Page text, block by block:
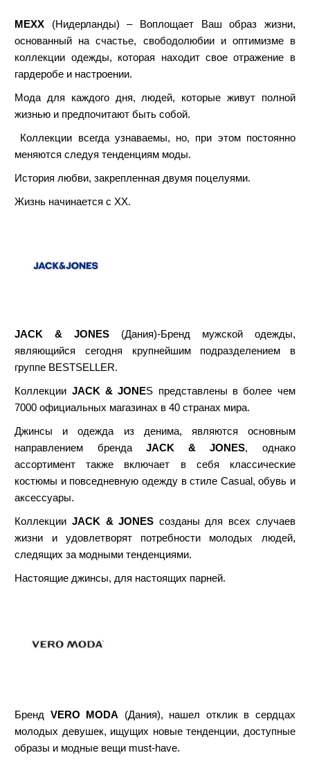
MEXX (Нидерланды) – Воплощает Ваш образ жизни,
основанный на счастье, свободолюбии и оптимизме в
коллекции одежды, которая находит свое отражение в
гардеробе и настроении.
Мода для каждого дня, людей, которые живут полной
жизнью и предпочитают быть собой.
Коллекции всегда узнаваемы, но, при этом постоянно
меняются следуя тенденциям моды.
История любви, закрепленная двумя поцелуями.
Жизнь начинается с XX.
JACK & JONES (Дания)-Бренд мужской одежды,
являющийся сегодня крупнейшим подразделением в
группе BESTSELLER.
Коллекции JACK & JONES представлены в более чем
7000 официальных магазинах в 40 странах мира.
Джинсы и одежда из денима, являются основным
направлением бренда JACK & JONES, однако
ассортимент также включает в себя классические
костюмы и повседневную одежду в стиле Casual, обувь и
аксессуары.
Коллекции JACK & JONES созданы для всех случаев
жизни и удовлетворят потребности молодых людей,
следящих за модными тенденциями.
Настоящие джинсы, для настоящих парней.
Бренд VERO MODA (Дания), нашел отклик в сердцах
молодых девушек, ищущих новые тенденции, доступные
образы и модные вещи must-have.